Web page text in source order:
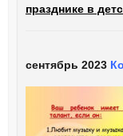
празднике в
сентябрь 2023